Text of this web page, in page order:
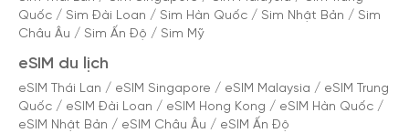
Quốc / Sim Đài Loan / Sim Hàn Quốc / Sim Nhật Bản / Sim
Châu Âu / Sim Ấn Độ / Sim Mỹ
eSIM du lịch
eSIM Thái Lan / eSIM Singapore / eSIM Malaysia / eSIM Trung
Quốc / eSIM Đài Loan / eSIM Hong Kong / eSIM Hàn Quốc /
eSIM Nhật Bản / eSIM Châu Âu / eSIM Ấn Độ